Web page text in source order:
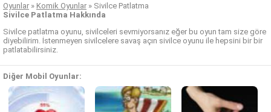
Oyunlar » Komik Oyunlar » Sivilce Patlatma
Sivilce Patlatma Hakkında
Sivilce patlatma oyunu, sivilceleri sevmiyorsanız eğer bu oyun tam size göre
diyebilirim. İstenmeyen sivilcelere savaş açın sivilce oyunu ile hepsini bir bir
patlatabilirsiniz.
Diğer Mobil Oyunlar: